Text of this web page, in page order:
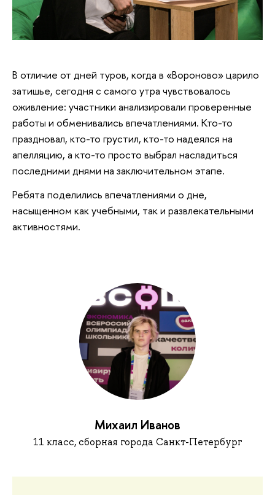
В отличие от дней туров, когда в «Вороново» царило
затишье, сегодня с самого утра чувствовалось
оживление: участники анализировали проверенные
работы и обменивались впечатлениями. Кто-то
праздновал, кто-то грустил, кто-то надеялся на
апелляцию, а кто-то просто выбрал насладиться
последними днями на заключительном этапе.
Ребята поделились впечатлениями о дне,
насыщенном как учебными, так и развлекательными
активностями.
Михаил Иванов
11 класс, сборная города Санкт-Петербург